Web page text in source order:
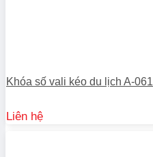
Khóa số vali kéo du lịch A-061
Liên hệ